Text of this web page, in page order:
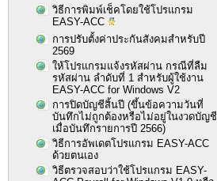
วิธีการพิมพ์เช็คโดยใช้โปรแกรม
EASY-ACC
การปรับตั้งค่าประกันสังคมสำหรับปี
2569
ให้โปรแกรมแจ้งรหัสผ่าน กรณีที่ลืม
รหัสผ่าน ลำดับที่ 1 สำหรับผู้ใช้งาน
EASY-ACC for Windows V2
การปิดบัญชีสิ้นปี (ขึ้นข้อความวันที่
บันทึกไม่ถูกต้องหรือไม่อยู่ในงวดบัญชี
เมื่อบันทึกรายการปี 2566)
วิธีการอัพเดตโปรแกรม EASY-ACC
ด้วยตนเอง
วิธีตรวจสอบว่าใช้โปรแกรม EASY-